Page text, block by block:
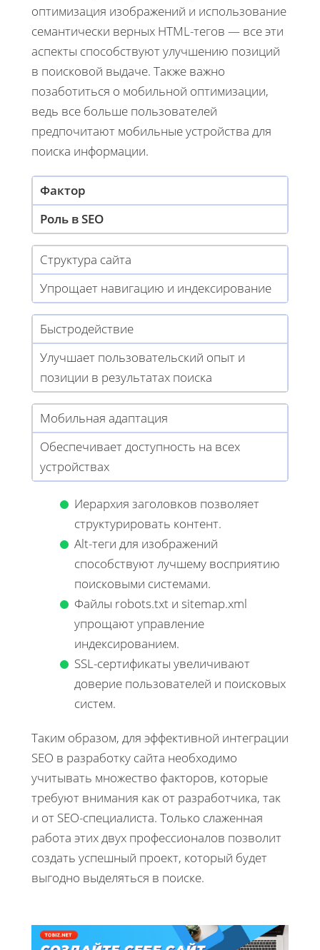
оптимизация изображений и использование
семантически верных HTML-тегов — все эти
аспекты способствуют улучшению позиций
в поисковой выдаче. Также важно
позаботиться о мобильной оптимизации,
ведь все больше пользователей
предпочитают мобильные устройства для
поиска информации.
Фактор
Роль в SEO
Структура сайта
Упрощает навигацию и индексирование
Быстродействие
Улучшает пользовательский опыт и
позиции в результатах поиска
Мобильная адаптация
Обеспечивает доступность на всех
устройствах
Иерархия заголовков позволяет
структурировать контент.
Alt-теги для изображений
способствуют лучшему восприятию
поисковыми системами.
Файлы robots.txt и sitemap.xml
упрощают управление
индексированием.
SSL-сертификаты увеличивают
доверие пользователей и поисковых
систем.
Таким образом, для эффективной интеграции
SEO в разработку сайта необходимо
учитывать множество факторов, которые
требуют внимания как от разработчика, так
и от SEO-специалиста. Только слаженная
работа этих двух профессионалов позволит
создать успешный проект, который будет
выгодно выделяться в поиске.